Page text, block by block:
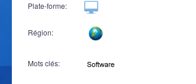
Plate-forme:
Région:
Mots clés: